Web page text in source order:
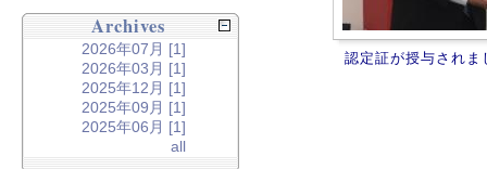
認定証が授与されま
Archives
2026年07月 [1]
2026年03月 [1]
2025年12月 [1]
2025年09月 [1]
2025年06月 [1]
all